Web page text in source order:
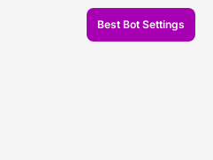
Best Bot Settings